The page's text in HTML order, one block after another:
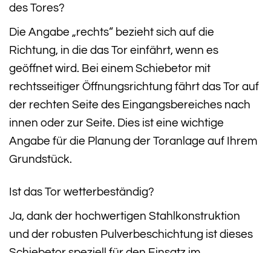
des Tores?
Die Angabe „rechts“ bezieht sich auf die
Richtung, in die das Tor einfährt, wenn es
geöffnet wird. Bei einem Schiebetor mit
rechtsseitiger Öffnungsrichtung fährt das Tor auf
der rechten Seite des Eingangsbereiches nach
innen oder zur Seite. Dies ist eine wichtige
Angabe für die Planung der Toranlage auf Ihrem
Grundstück.
Ist das Tor wetterbeständig?
Ja, dank der hochwertigen Stahlkonstruktion
und der robusten Pulverbeschichtung ist dieses